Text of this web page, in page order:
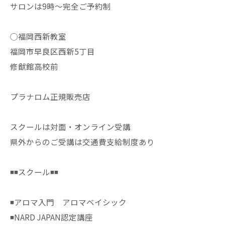
サロンは9時〜完全ご予約制
◯福岡西新教室
福岡市早良区西新5丁目
修猷館高校前
プラナロム正規販売店
スクールは対面・オンライン受講
県外からのご受講は交通費支給制度あり
◾️◾️スクール◾️◾️
◾️アロマ入門 アロマベイシック
◾️NARD JAPAN認定講座